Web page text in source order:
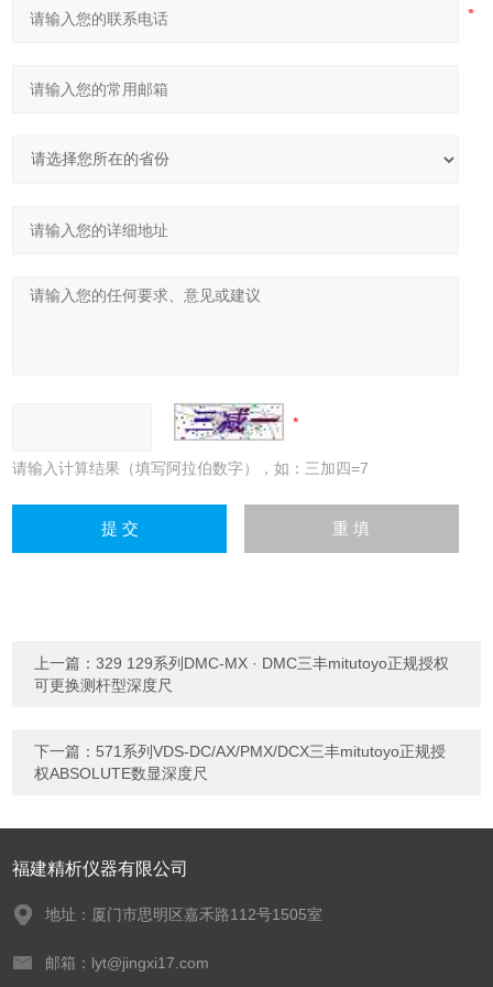
请输入计算结果（填写阿拉伯数字），如：三加四=7
上一篇：329 129系列DMC-MX · DMC三丰mitutoyo正规授权
可更换测杆型深度尺
下一篇： 571系列VDS-DC/AX/PMX/DCX三丰mitutoyo正规授
权ABSOLUTE数显深度尺
福建精析仪器有限公司
地址：厦门市思明区嘉禾路112号1505室
邮箱：lyt@jingxi17.com